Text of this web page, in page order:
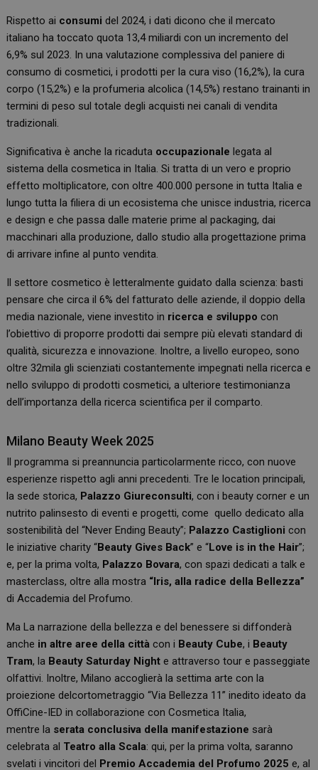
Rispetto ai consumi del 2024, i dati dicono che il mercato
italiano ha toccato quota 13,4 miliardi con un incremento del
6,9% sul 2023. In una valutazione complessiva del paniere di
consumo di cosmetici, i prodotti per la cura viso (16,2%), la cura
corpo (15,2%) e la profumeria alcolica (14,5%) restano trainanti in
termini di peso sul totale degli acquisti nei canali di vendita
tradizionali.
Significativa è anche la ricaduta occupazionale legata al
sistema della cosmetica in Italia. Si tratta di un vero e proprio
effetto moltiplicatore, con oltre 400.000 persone in tutta Italia e
lungo tutta la filiera di un ecosistema che unisce industria, ricerca
e design e che passa dalle materie prime al packaging, dai
macchinari alla produzione, dallo studio alla progettazione prima
di arrivare infine al punto vendita.
Il settore cosmetico è letteralmente guidato dalla scienza: basti
pensare che circa il 6% del fatturato delle aziende, il doppio della
media nazionale, viene investito in ricerca e sviluppo con
l’obiettivo di proporre prodotti dai sempre più elevati standard di
qualità, sicurezza e innovazione. Inoltre, a livello europeo, sono
oltre 32mila gli scienziati costantemente impegnati nella ricerca e
nello sviluppo di prodotti cosmetici, a ulteriore testimonianza
dell’importanza della ricerca scientifica per il comparto.
Milano Beauty Week 2025
Il programma si preannuncia particolarmente ricco, con nuove
esperienze rispetto agli anni precedenti. Tre le location principali,
la sede storica, Palazzo Giureconsulti, con i beauty corner e un
nutrito palinsesto di eventi e progetti, come quello dedicato alla
sostenibilità del “Never Ending Beauty”; Palazzo Castiglionicon
le iniziative charity “Beauty Gives Back” e “Love is in the Hair”;
e, per la prima volta, Palazzo Bovara, con spazi dedicati a talk e
masterclass, oltre alla mostra “Iris, alla radice della Bellezza”
di Accademia del Profumo.
Ma La narrazione della bellezza e del benessere si diffonderà
anche in altre aree della città con i Beauty Cube, i Beauty
Tram, la Beauty Saturday Night e attraverso tour e passeggiate
olfattivi. Inoltre, Milano accoglierà la settima arte con la
proiezione delcortometraggio “Via Bellezza 11” inedito ideato da
OffiCine-IED in collaborazione con Cosmetica Italia,
mentre la serata conclusiva della manifestazione sarà
celebrata al Teatro alla Scala: qui, per la prima volta, saranno
svelati i vincitori del
Premio Accademia del Profumo 2025 e, al